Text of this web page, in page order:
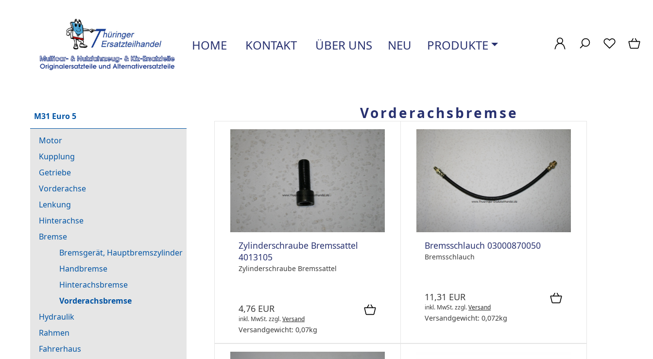
HOME KONTAKT ÜBER UNS NEU PRODUKTE
M31 Euro 5
Motor
Kupplung
Getriebe
Vorderachse
Lenkung
Hinterachse
Bremse
Bremsgerät, Hauptbremszylinder
Handbremse
Hinterachsbremse
Vorderachsbremse
Hydraulik
Rahmen
Fahrerhaus
Vorderachsbremse
Zylinderschraube Bremssattel
4013105
Zylinderschraube Bremssattel
4,76 EUR
inkl. MwSt.zzgl.Versand
Versandgewicht: 0,07kg
Bremsschlauch 03000870050
Bremsschlauch
11,31 EUR
inkl. MwSt.zzgl.Versand
Versandgewicht: 0,072kg